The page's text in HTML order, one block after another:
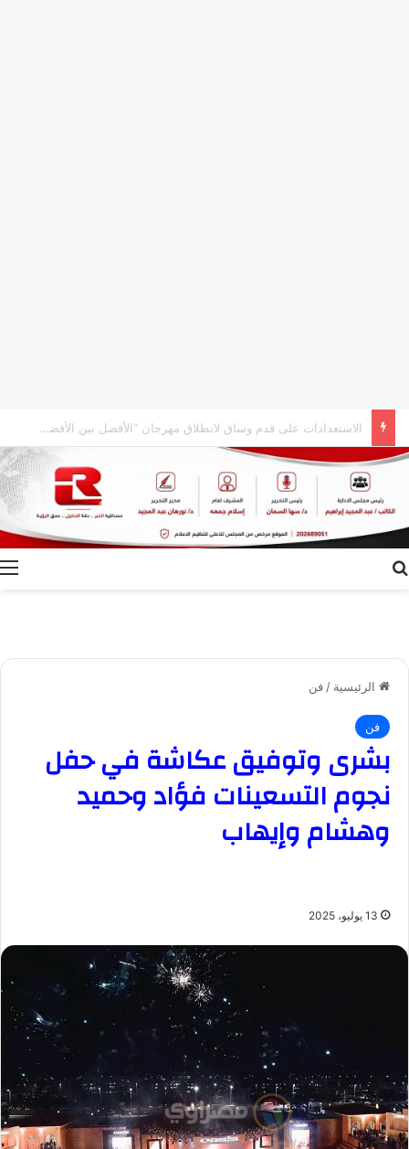
إعلام الوادي الجديد ينظم ندوة توعوية بعنوان “ظاهرة الطلاق.. الأسباب وسبل التغلب عليها”
الرئيسية / فن
فن
بشرى وتوفيق عكاشة في حفل
نجوم التسعينات فؤاد وحميد
وهشام وإيهاب
13 يوليو، 2025